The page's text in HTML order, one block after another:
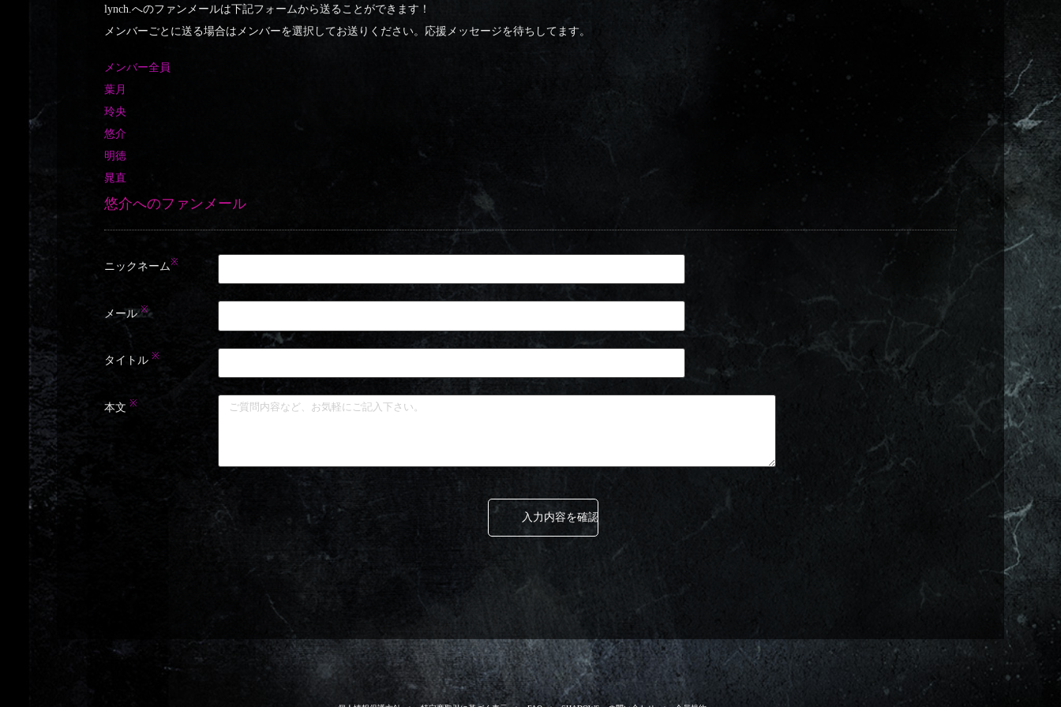
lynch.へのファンメールは下記フォームから送ることができます！
メンバーごとに送る場合はメンバーを選択してお送りください。応援メッセージを待ちしてます。
メンバー全員
葉月
玲央
悠介
明徳
晁直
悠介へのファンメール
ニックネーム※
メール※
タイトル ※
本文 ※